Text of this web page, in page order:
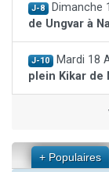
J-8 Dimanche
de Ungvar à
J-10 Mardi 18
plein Kikar de
+ Populaires